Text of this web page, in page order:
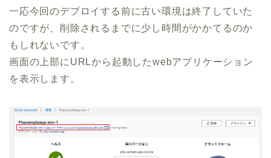
一応今回のデプロイする前に古い環境は終了していた
のですが、削除されるまでに少し時間がかかてるのか
もしれないです。
画面の上部にURLから起動したwebアプリケーション
を表示します。